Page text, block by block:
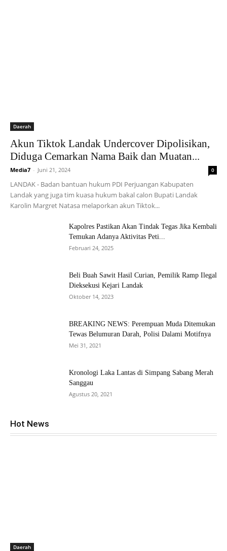
Daerah
Akun Tiktok Landak Undercover Dipolisikan,
Diduga Cemarkan Nama Baik dan Muatan...
Media7 - Juni 21, 2024 0
LANDAK - Badan bantuan hukum PDI Perjuangan Kabupaten
Landak yang juga tim kuasa hukum bakal calon Bupati Landak
Karolin Margret Natasa melaporkan akun Tiktok...
Kapolres Pastikan Akan Tindak Tegas Jika Kembali
Temukan Adanya Aktivitas Peti...
Februari 24, 2025
Beli Buah Sawit Hasil Curian, Pemilik Ramp Ilegal
Dieksekusi Kejari Landak
Oktober 14, 2023
BREAKING NEWS: Perempuan Muda Ditemukan
Tewas Belumuran Darah, Polisi Dalami Motifnya
Mei 31, 2021
Kronologi Laka Lantas di Simpang Sabang Merah
Sanggau
Agustus 20, 2021
Hot News
Daerah